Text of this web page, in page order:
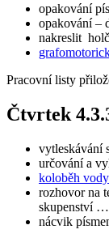
opakování
opakování –
nakreslit
Pracovní listy
Čtvrtek
vytleskávání
určování a
koloběh
rozhovor na
skupenství
nácvik